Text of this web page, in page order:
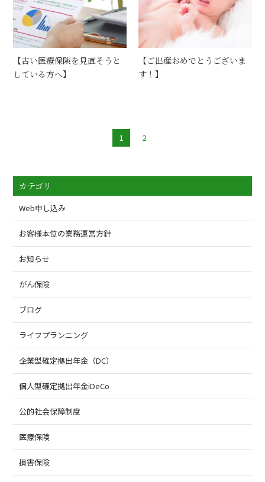
【古い医療保険を見直そうと
している方へ】
【ご出産おめでとうございま
す！】
1 2
カテゴリ
Web申し込み
お客様本位の業務運営方針
お知らせ
がん保険
ブログ
ライフプランニング
企業型確定拠出年金（DC）
個人型確定拠出年金iDeCo
公的社会保障制度
医療保険
損害保険